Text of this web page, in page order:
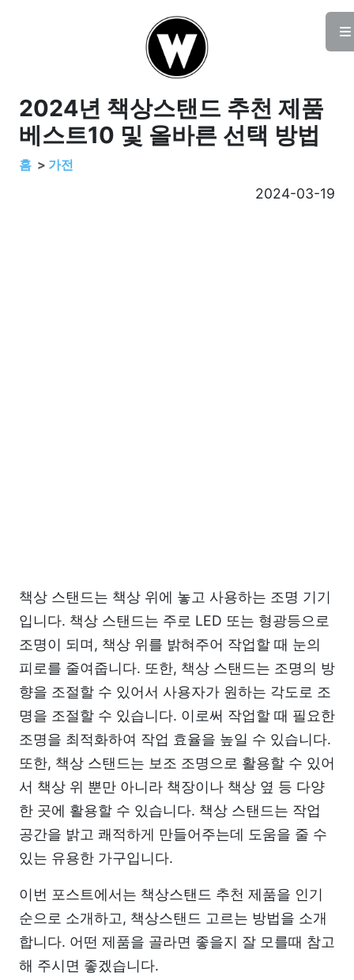
2024년 책상스탠드 추천 제품
베스트10 및 올바른 선택 방법
홈 가전
2024-03-19
책상 스탠드는 책상 위에 놓고 사용하는 조명 기기
입니다. 책상 스탠드는 주로 LED 또는 형광등으로
조명이 되며, 책상 위를 밝혀주어 작업할 때 눈의
피로를 줄여줍니다. 또한, 책상 스탠드는 조명의 방
향을 조절할 수 있어서 사용자가 원하는 각도로 조
명을 조절할 수 있습니다. 이로써 작업할 때 필요한
조명을 최적화하여 작업 효율을 높일 수 있습니다.
또한, 책상 스탠드는 보조 조명으로 활용할 수 있어
서 책상 위 뿐만 아니라 책장이나 책상 옆 등 다양
한 곳에 활용할 수 있습니다. 책상 스탠드는 작업
공간을 밝고 쾌적하게 만들어주는데 도움을 줄 수
있는 유용한 가구입니다.
이번 포스트에서는 책상스탠드 추천 제품을 인기
순으로 소개하고, 책상스탠드 고르는 방법을 소개
합니다. 어떤 제품을 골라면 좋을지 잘 모를때 참고
해 주시면 좋겠습니다.